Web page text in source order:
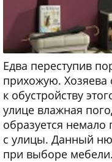
Едва переступив
прихожую. Хозяева
к обустройству
улице влажная
образуется немало
с улицы. Данный
при выборе мебели.